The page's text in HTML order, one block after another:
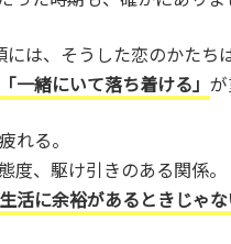
は、そうした恋のかたち
一緒にいて落ち着ける」 が
れる。
度、駆け引きのある関係。
活に余裕があるときじゃ